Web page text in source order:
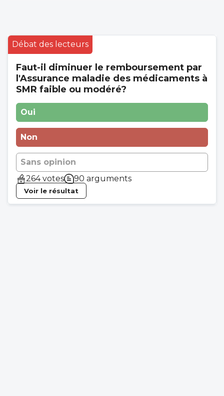
Débat des lecteurs
Faut-il diminuer le remboursement par
l'Assurance maladie des médicaments à
SMR faible ou modéré?
Oui
Non
Sans opinion
264 votes
90 arguments
Voir le résultat